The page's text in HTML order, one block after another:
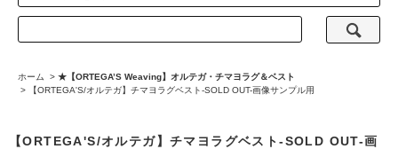
ホーム > ★【ORTEGA’S Weaving】オルテガ・チマヨラグ＆ベスト
>
【ORTEGA'S/オルテガ】チマヨラグベスト-SOLD OUT-画像サンプル用
【ORTEGA'S/オルテガ】チマヨラグベスト-SOLD OUT-画